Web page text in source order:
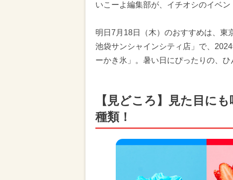
いこーよ編集部が、イチオシのイベ
明日7月18日（木）のおすすめは、東
池袋サンシャインシティ店」で、
ーかき氷」。暑い日にぴったりの、
【見どころ】見た目に
種類！